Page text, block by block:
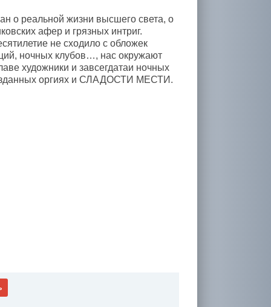
реальной жизни высшего света, о
афер и грязных интриг.
не сходило с обложек
ночных клубов…, нас окружают
художники и завсегдатаи ночных
оргиях и СЛАДОСТИ МЕСТИ.